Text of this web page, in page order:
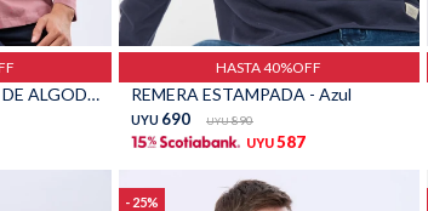
REMERA ESTAMPADA DE ALGODÓN - Rosado
Talle
HASTA 40%OFF
REMERA ESTAMPADA - Azul
UYU 690 UYU 890
UYU587
25